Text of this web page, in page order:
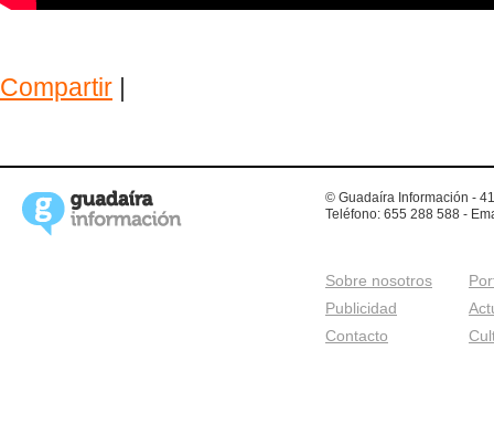
Compartir |
© Guadaíra Información -
Teléfono: 655 288 588 -
Sobre nosotros
Publicidad
Contacto